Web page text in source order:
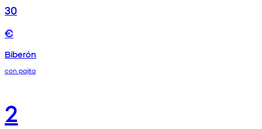
30
€
Biberón
con pajita
2